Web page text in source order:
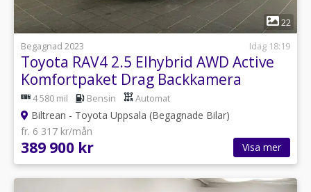
22
Begagnad 2023
Idag 18:19
Toyota RAV4 2.5 Elhybrid AWD Active
Komfortpaket Drag Backkamera
4 580 mil Bensin Automat
Biltrean - Toyota Uppsala (Begagnade Bilar)
fr. 6 317 kr/mån
389 900 kr Visa mer